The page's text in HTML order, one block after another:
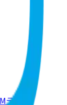
ック